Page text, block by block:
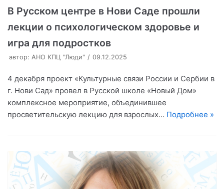
В Русском центре в Нови Саде прошли
лекции о психологическом здоровье и
игра для подростков
автор: АНО КПЦ "Люди" 09.12.2025
4 декабря проект «Культурные связи России и Сербии в
г. Нови Сад» провел в Русской школе «Новый Дом»
комплексное мероприятие, объединившее
просветительскую лекцию для взрослых… Подробнее »